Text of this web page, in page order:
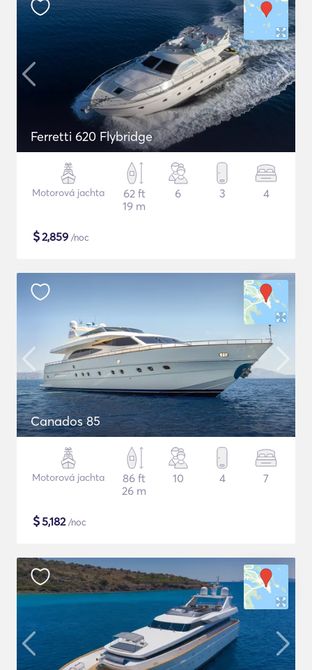
Ferretti 620 Flybridge
Motorová jachta
62 ft
19 m
6 3 4
$2,859 /noc
Canados 85
Motorová jachta
86 ft
26 m
10 4 7
$5,182/noc